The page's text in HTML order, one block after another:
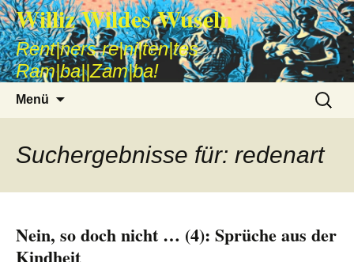
Williz Wildes Wuseln
Rent|ners re|ni|ten|tes
Ram|ba||Zam|ba!
Menü
Suche
nach:
Suchergebnisse für: redenart
Nein, so doch nicht … (4): Sprüche aus der